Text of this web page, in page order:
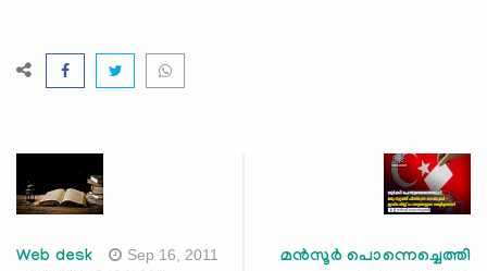
Web desk Sep 16, 2011 മൻസൂർ പൊന്നെച്ചെത്തി